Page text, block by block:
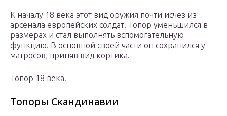
К началу 18 века этот вид оружия почти исчез из
арсенала европейских солдат. Топор уменьшился в
размерах и стал выполнять вспомогательную
функцию. В основной своей части он сохранился у
матросов, приняв вид кортика.
Топор 18 века.
Топоры Скандинавии